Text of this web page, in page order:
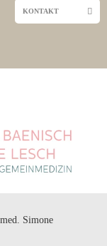
KONTAKT
Simone